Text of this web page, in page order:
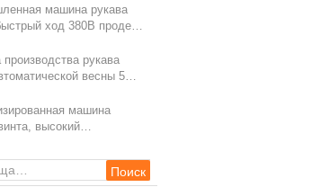
машина рукава
ход 380В продела
рукава
весны 5
машина
высокий
машину